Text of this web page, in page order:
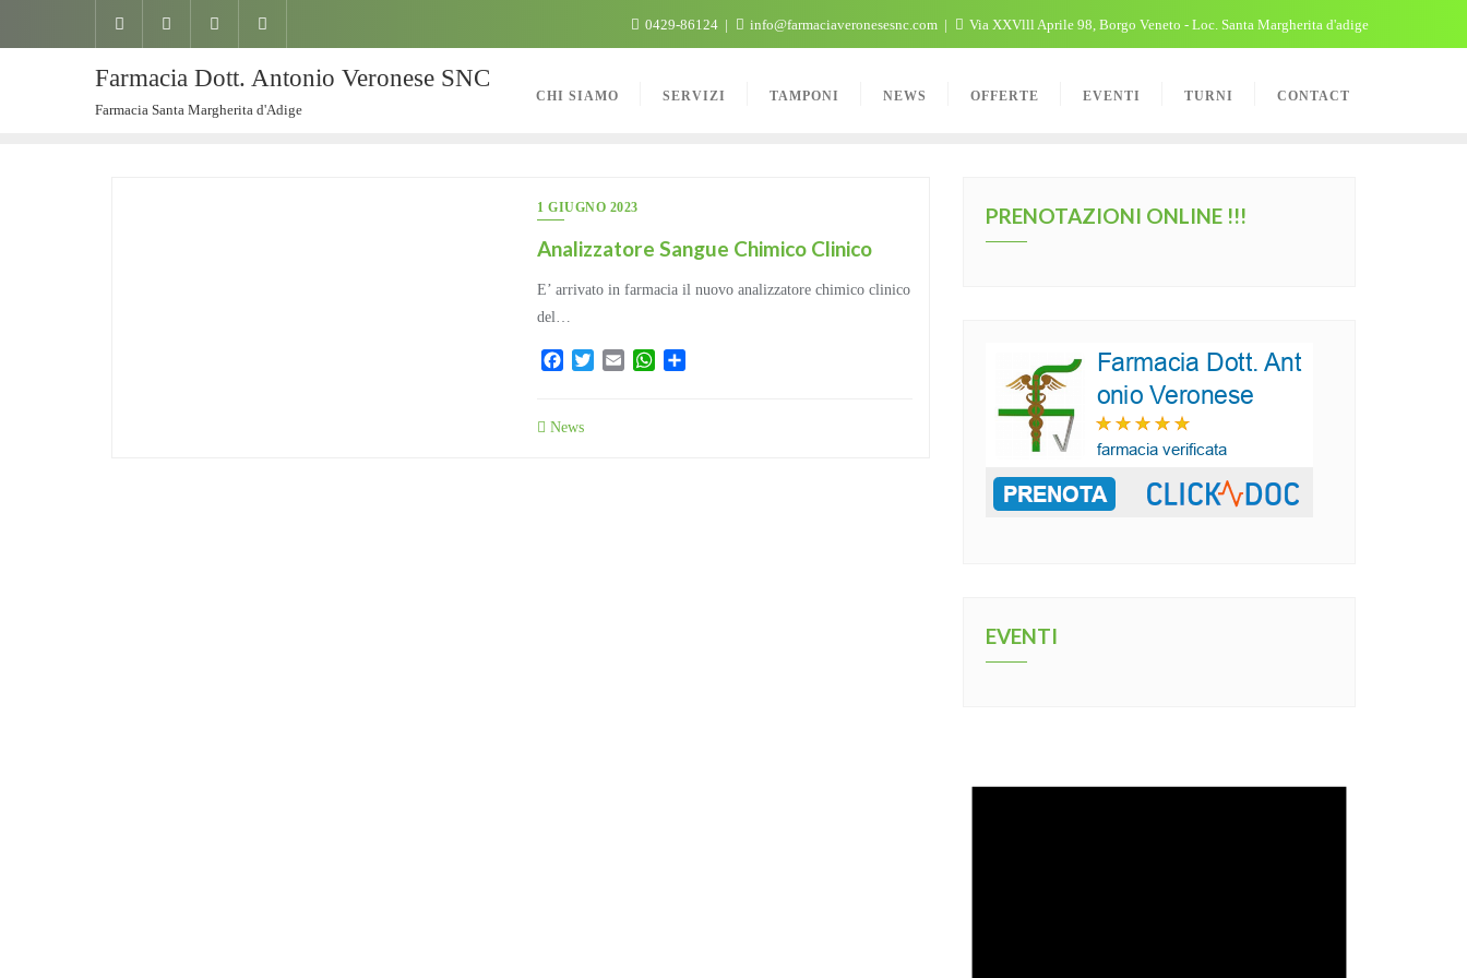
0429-86124 info@farmaciaveronesesnc.com Via XXVlll Aprile 98, Borgo Veneto - Loc. Santa Margherita d'adige
Farmacia Dott. Antonio Veronese SNC
Farmacia Santa Margherita d'Adige
CHI SIAMO SERVIZI TAMPONI NEWS OFFERTE EVENTI TURNI CONTACT
1 GIUGNO 2023
Analizzatore Sangue Chimico Clinico
E’ arrivato in farmacia il nuovo analizzatore chimico clinico
del…
FacebookTwitterEmail WhatsApp
News
PRENOTAZIONI ONLINE !!!
EVENTI